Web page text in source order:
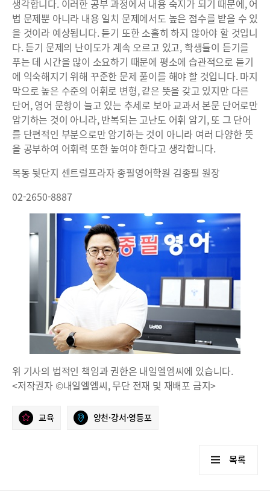
생각합니다. 이러한 공부 과정에서 내용 숙지가 되기 때문에, 어
법 문제뿐 아니라 내용 일치 문제에서도 높은 점수를 받을 수 있
을 것이라 예상됩니다. 듣기 또한 소홀히 하지 않아야 할 것입니
다. 듣기 문제의 난이도가 계속 오르고 있고, 학생들이 듣기를
푸는 데 시간을 많이 소요하기 때문에 평소에 습관적으로 듣기
에 익숙해지기 위해 꾸준한 문제 풀이를 해야 할 것입니다. 마지
막으로 높은 수준의 어휘로 변형, 같은 뜻을 갖고 있지만 다른
단어, 영어 문항이 늘고 있는 추세로 보아 교과서 본문 단어로만
암기하는 것이 아니라, 반복되는 고난도 어휘 암기, 또 그 단어
를 단편적인 부분으로만 암기하는 것이 아니라 여러 다양한 뜻
을 공부하여 어휘력 또한 높여야 한다고 생각합니다.
목동 뒷단지 센트럴프라자 종필영어학원 김종필 원장
02-2650-8887
위 기사의 법적인 책임과 권한은 내일엘엠씨에 있습니다.
<저작권자 ©내일엘엠씨, 무단 전재 및 재배포 금지>
교육 양천·강서·영등포
목록